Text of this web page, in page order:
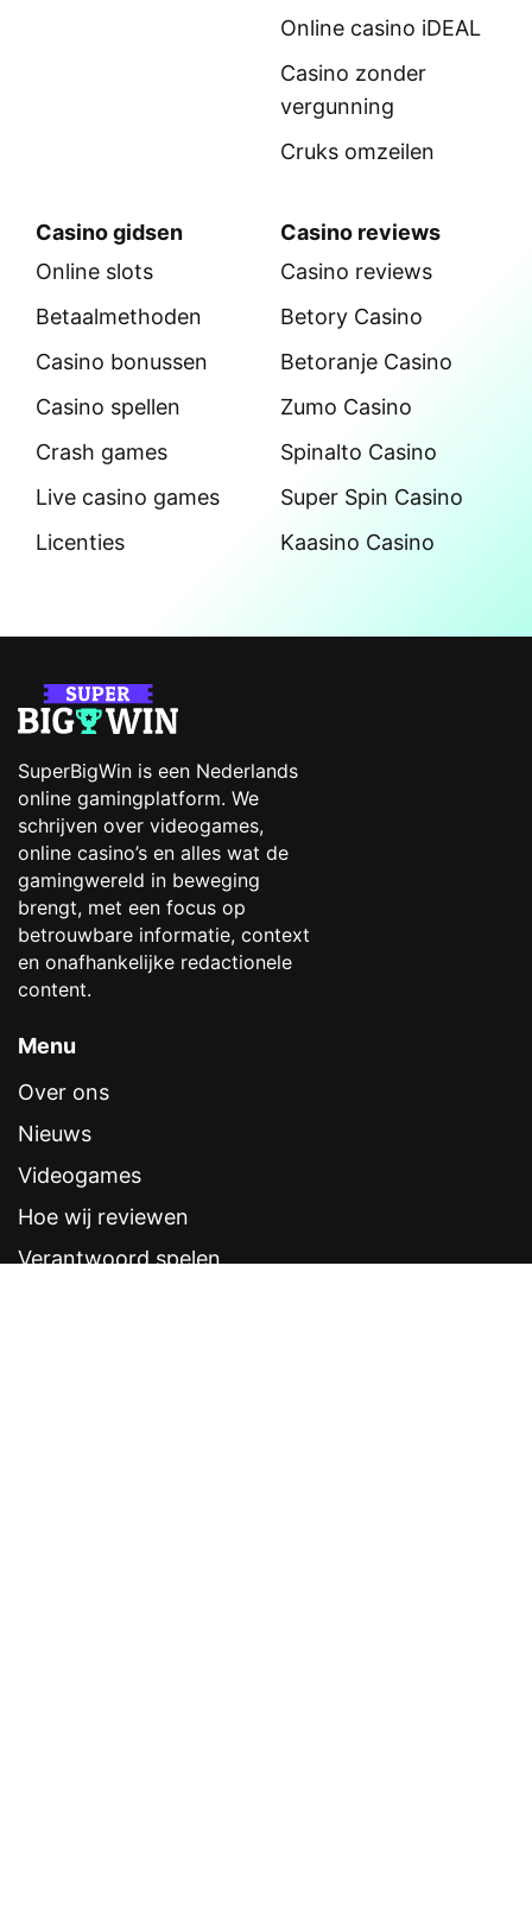
Online casino iDEAL
Casino zonder
vergunning
Cruks omzeilen
Casino gidsen
Online slots
Betaalmethoden
Casino bonussen
Casino spellen
Crash games
Live casino games
Licenties
Casino reviews
Casino reviews
Betory Casino
Betoranje Casino
Zumo Casino
Spinalto Casino
Super Spin Casino
Kaasino Casino
SuperBigWin is een Nederlands
online gamingplatform. We
schrijven over videogames,
online casino’s en alles wat de
gamingwereld in beweging
brengt, met een focus op
betrouwbare informatie, context
en onafhankelijke redactionele
content.
Menu
Over ons
Nieuws
Videogames
Hoe wij reviewen
Verantwoord spelen